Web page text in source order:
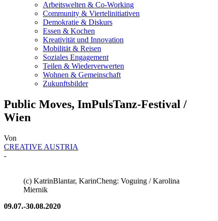
Arbeitswelten & Co-Working
Community & Viertelinitiativen
Demokratie & Diskurs
Essen & Kochen
Kreativität und Innovation
Mobilität & Reisen
Soziales Engagement
Teilen & Wiederverwerten
Wohnen & Gemeinschaft
Zukunftsbilder
Public Moves, ImPulsTanz-Festival /
Wien
Von
CREATIVE AUSTRIA
-
(c) KatrinBlantar, KarinCheng: Voguing / Karolina
Miernik
09.07.-30.08.2020